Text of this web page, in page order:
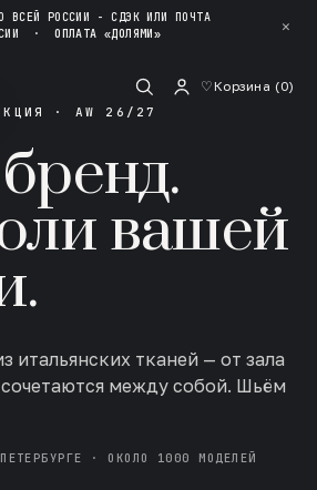
ВСЕЙ РОССИИ - СДЭК ИЛИ ПОЧТА
·ОПЛАТА «ДОЛЯМИ» ✕
♡Корзина (0)
· AW 26/27
вашей
итальянских тканей — от зала
между собой. Шьём
· ОКОЛО 1000 МОДЕЛЕЙ